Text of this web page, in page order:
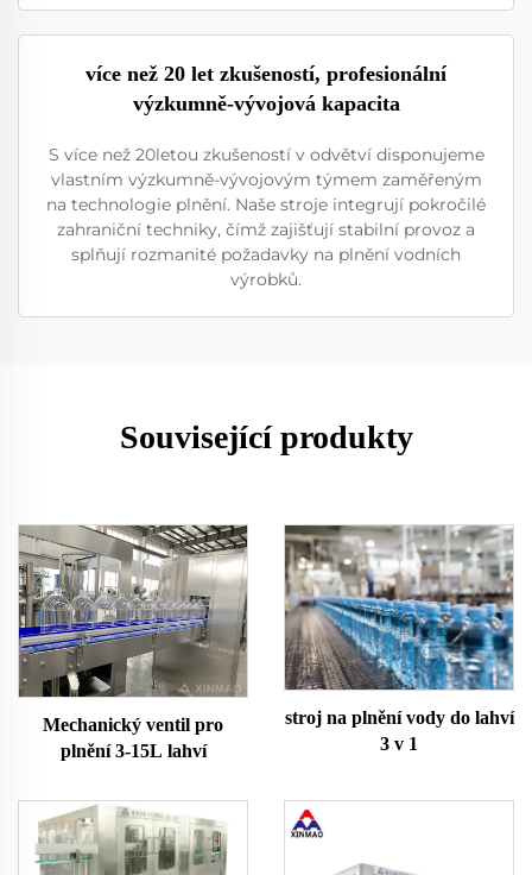
více než 20 let zkušeností, profesionální
výzkumně-vývojová kapacita
S více než 20letou zkušeností v odvětví disponujeme
vlastním výzkumně-vývojovým týmem zaměřeným
na technologie plnění. Naše stroje integrují pokročilé
zahraniční techniky, čímž zajišťují stabilní provoz a
splňují rozmanité požadavky na plnění vodních
výrobků.
Související produkty
Mechanický ventil pro
plnění 3-15L lahví
stroj na plnění vody do lahví
3 v 1